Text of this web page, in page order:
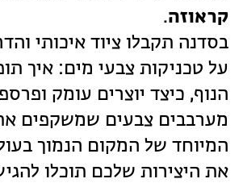
קראוזה.
בסדנה תקבלו ציוד איכותי
על טכניקות צבעי מים: איך
הנוף, כיצד יוצרים עומק
מערבבים צבעים שמשקפים
המיוחד של המקום הנמוך
את היצירות שלכם תוכלו